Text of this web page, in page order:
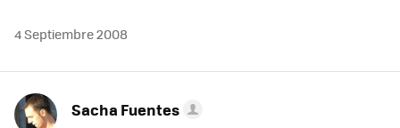
4 Septiembre 2008
Sacha Fuentes